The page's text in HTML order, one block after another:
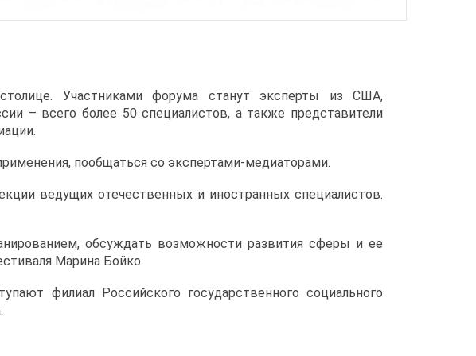
Участниками форума станут эксперты из США,
– всего более 50 специалистов, а также представители
пообщаться со экспертами-медиаторами.
ведущих отечественных и иностранных специалистов.
обсуждать возможности развития сферы и ее
Марина Бойко.
филиал Российского государственного социального